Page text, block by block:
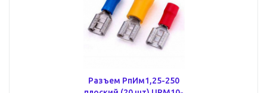
Разъем РпИм1,25-250